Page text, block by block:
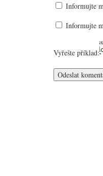
Informujte
Informujte
Vyřešte příklad: